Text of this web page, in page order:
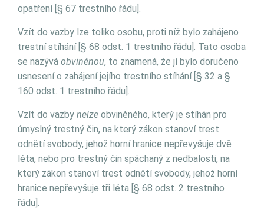
opatření [§ 67 trestního řádu].
Vzít do vazby lze toliko osobu, proti níž bylo zahájeno
trestní stíhání [§ 68 odst. 1 trestního řádu]. Tato osoba
se nazývá obviněnou, to znamená, že jí bylo doručeno
usnesení o zahájení jejího trestního stíhání [§ 32 a §
160 odst. 1 trestního řádu].
Vzít do vazby nelze obviněného, který je stíhán pro
úmyslný trestný čin, na který zákon stanoví trest
odnětí svobody, jehož horní hranice nepřevyšuje dvě
léta, nebo pro trestný čin spáchaný z nedbalosti, na
který zákon stanoví trest odnětí svobody, jehož horní
hranice nepřevyšuje tři léta [§ 68 odst. 2 trestního
řádu].